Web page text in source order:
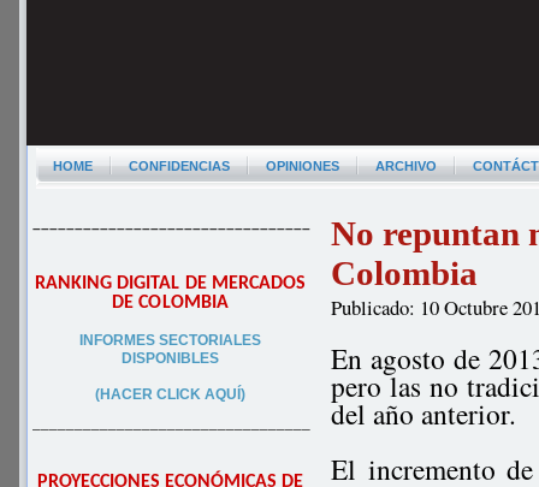
HOME CONFIDENCIAS OPINIONES ARCHIVO
–––––––––––––––––––––––––––––––––
RANKING DIGITAL DE MERCADOS
DE COLOMBIA
INFORMES SECTORIALES
DISPONIBLES
(HACER CLICK AQUÍ)
–––––––––––––––––––––––––––––––––
PROYECCIONES ECONÓMICAS DE
No repuntan
Colombia
Publicado: 10 Octubre
En agosto de
pero las no
del año anterior.
El incremento